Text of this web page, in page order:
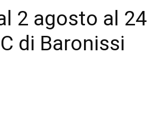
2 agosto al 24
di Baronissi